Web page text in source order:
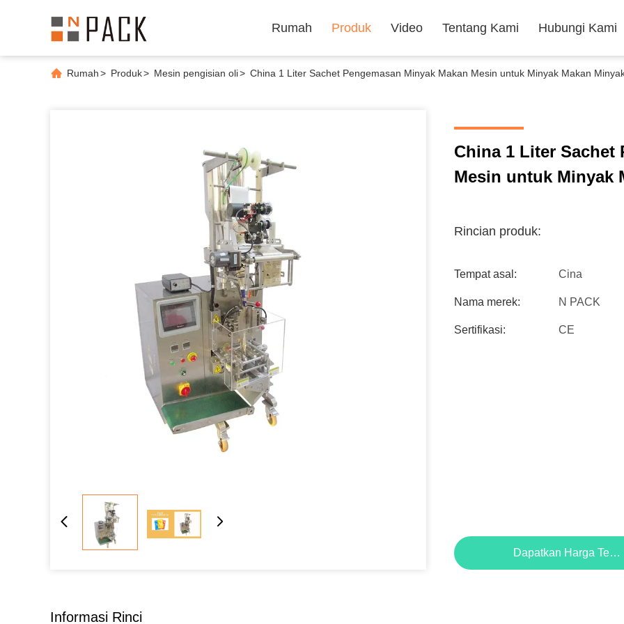
Rumah Produk Video Tentang Kami Hubungi Kami
Rumah> Produk> Mesin pengisian oli> China 1 Liter Sachet Pengemasan Minyak Makan Mesin untuk Minyak Makan
China 1 Liter Sachet
Mesin untuk Minyak
Rincian produk:
Tempat asal: Cina
Nama merek: N PACK
Sertifikasi: CE
Dapatkan Harga
Informasi Rinci